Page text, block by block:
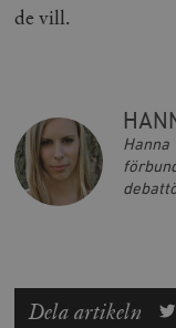
de vill.
Hanna
Dela artikeln